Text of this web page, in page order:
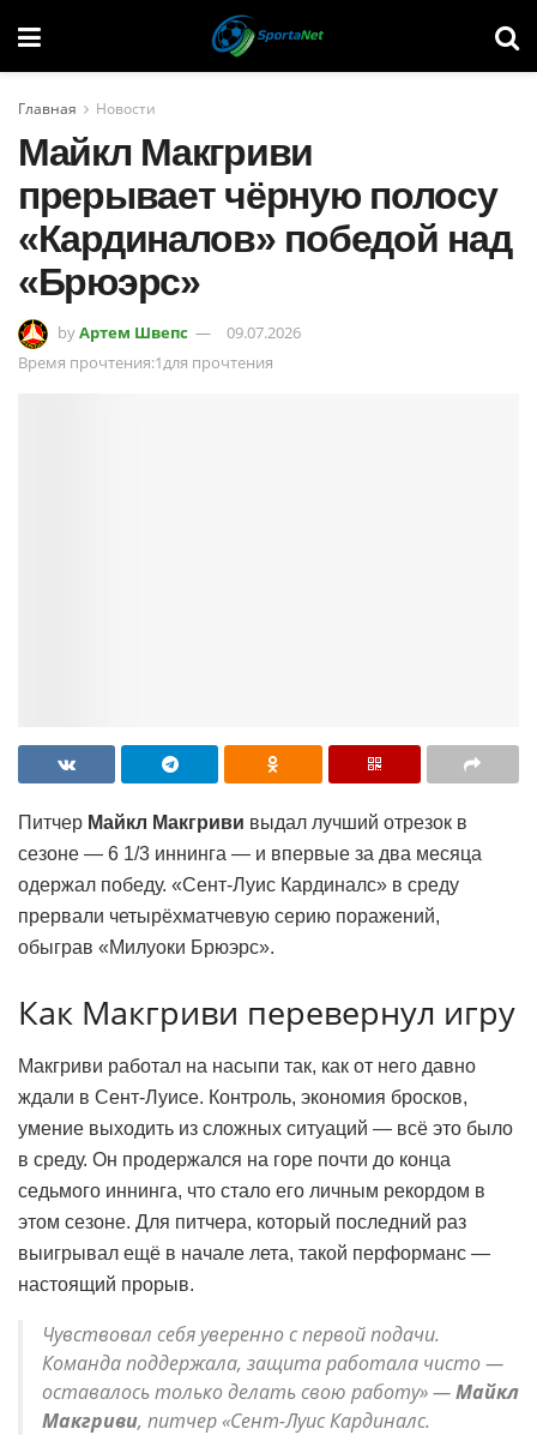
Главная Новости
Майкл Макгриви
прерывает чёрную полосу
«Кардиналов» победой над
«Брюэрс»
byАртем Швепс
09.07.2026
Время прочтения:1для прочтения
Питчер Майкл Макгриви выдал лучший отрезок в
сезоне — 6 1/3 иннинга — и впервые за два месяца
одержал победу. «Сент-Луис Кардиналс» в среду
прервали четырёхматчевую серию поражений,
обыграв «Милуоки Брюэрс».
Как Макгриви перевернул игру
Макгриви работал на насыпи так, как от него давно
ждали в Сент-Луисе. Контроль, экономия бросков,
умение выходить из сложных ситуаций — всё это было
в среду. Он продержался на горе почти до конца
седьмого иннинга, что стало его личным рекордом в
этом сезоне. Для питчера, который последний раз
выигрывал ещё в начале лета, такой перформанс —
настоящий прорыв.
Чувствовал себя уверенно с первой подачи.
Команда поддержала, защита работала чисто —
оставалось только делать свою работу» —Майкл
Макгриви, питчер «Сент-Луис Кардиналс.